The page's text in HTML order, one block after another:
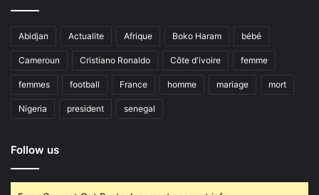
Abidjan Actualite Afrique Boko Haram bébé
Cameroun Cristiano Ronaldo Côte d'ivoire femme
femmes football France homme mariage mort
Nigeria president senegal
Follow us